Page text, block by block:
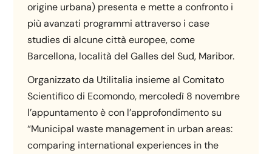
origine urbana) presenta e mette a confronto i
più avanzati programmi attraverso i case
studies di alcune città europee, come
Barcellona, località del Galles del Sud, Maribor.
Organizzato da Utilitalia insieme al Comitato
Scientifico di Ecomondo, mercoledì 8 novembre
l’appuntamento è con l’approfondimento su
“Municipal waste management in urban areas:
comparing international experiences in the